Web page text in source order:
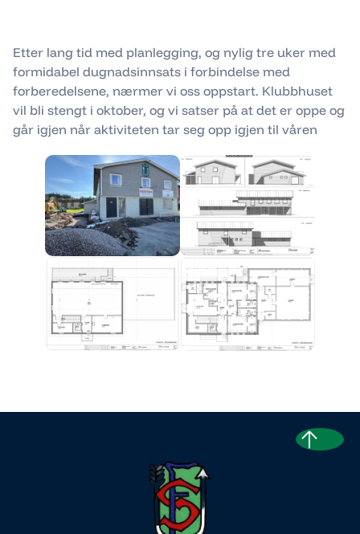
Etter lang tid med planlegging, og nylig tre uker med
formidabel dugnadsinnsats i forbindelse med
forberedelsene, nærmer vi oss oppstart. Klubbhuset
vil bli stengt i oktober, og vi satser på at det er oppe og
går igjen når aktiviteten tar seg opp igjen til våren